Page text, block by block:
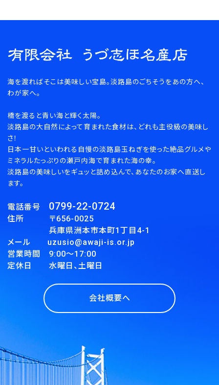
カテゴリー
検索する
海を渡ればそこは美味しい宝島。淡路島のごちそうをあの方へ、
わが家へ。
橋を渡ると青い海と輝く太陽。
淡路島の大自然によって育まれた食材は、どれも主役級の美味し
さ！
日本一甘いといわれる自慢の淡路島玉ねぎを使った絶品グルメや
ミネラルたっぷりの瀬戸内海で育まれた海の幸。
淡路島の美味しいをギュッと詰め込んで、あなたのお家へ直送し
ます。
電話番号 0799-22-0724
住所 〒656-0025
兵庫県洲本市本町1丁目4-1
メール uzusio@awaji-is.or.jp
営業時間 9:00～17:00
定休日 水曜日、土曜日
会社概要へ